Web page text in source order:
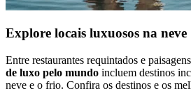
Explore locais luxuosos na neve
Entre restaurantes requintados e
de luxo pelo mundo incluem destinos
neve e o frio. Confira os destinos e os